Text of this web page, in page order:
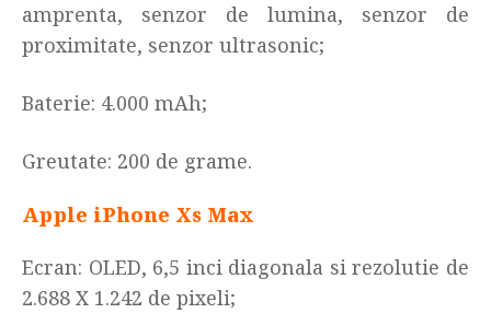
amprenta, senzor de lumina, senzor de
proximitate, senzor ultrasonic;
Baterie: 4.000 mAh;
Greutate: 200 de grame.
Apple iPhone Xs Max
Ecran: OLED, 6,5 inci diagonala si rezolutie de
2.688 X 1.242 de pixeli;